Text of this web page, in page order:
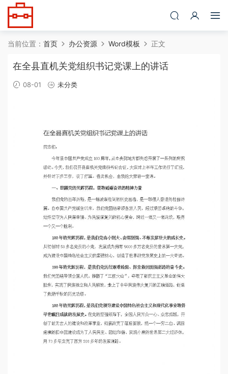
当前位置： 首页 办公资源 Word模板 正文
在全县直机关党组织书记党课上的讲话
08-01 未分类